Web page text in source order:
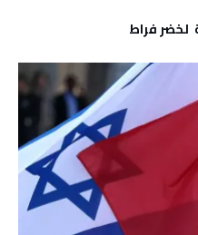
لخضر فراط